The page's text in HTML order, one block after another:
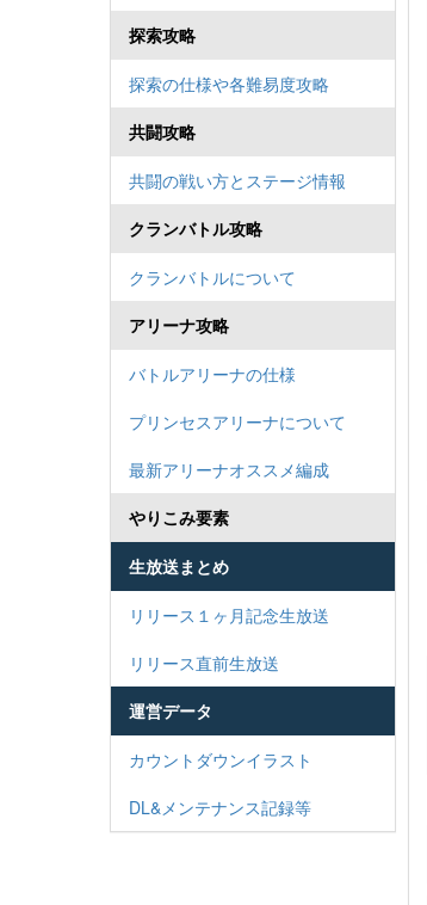
探索攻略
探索の仕様や各難易度攻略
共闘攻略
共闘の戦い方とステージ情報
クランバトル攻略
クランバトルについて
アリーナ攻略
バトルアリーナの仕様
プリンセスアリーナについて
最新アリーナオススメ編成
やりこみ要素
生放送まとめ
リリース１ヶ月記念生放送
リリース直前生放送
運営データ
カウントダウンイラスト
DL&メンテナンス記録等